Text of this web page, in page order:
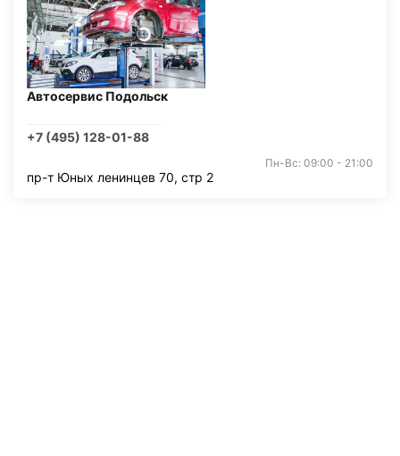
Автосервис Подольск
+7 (495) 128-01-88
Пн-Вс: 09:00 - 21:00
пр-т Юных ленинцев 70, стр 2